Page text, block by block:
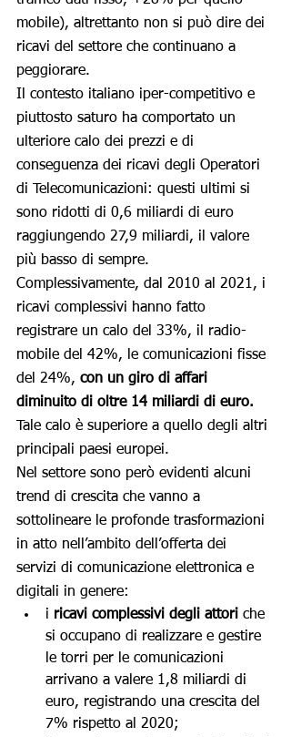
mobile), altrettanto non si può dire dei
ricavi del settore che continuano a
peggiorare.
Il contesto italiano iper-competitivo e
piuttosto saturo ha comportato un
ulteriore calo dei prezzi e di
conseguenza dei ricavi degli Operatori
di Telecomunicazioni: questi ultimi si
sono ridotti di 0,6 miliardi di euro
raggiungendo 27,9 miliardi, il valore
più basso di sempre.
Complessivamente, dal 2010 al 2021, i
ricavi complessivi hanno fatto
registrare un calo del 33%, il radio-
mobile del 42%, le comunicazioni fisse
del 24%, con un giro di affari
diminuito di oltre 14 miliardi di euro.
Tale calo è superiore a quello degli altri
principali paesi europei.
Nel settore sono però evidenti alcuni
trend di crescita che vanno a
sottolineare le profonde trasformazioni
in atto nell’ambito dell’offerta dei
servizi di comunicazione elettronica e
digitali in genere:
i ricavi complessivi degli attori che
si occupano di realizzare e gestire
le torri per le comunicazioni
arrivano a valere 1,8 miliardi di
euro, registrando una crescita del
7% rispetto al 2020;